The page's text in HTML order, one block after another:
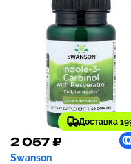
Доставка
2 057 ₽
Swanson